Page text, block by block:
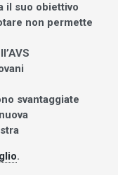
il suo obiettivo
non permette
svantaggiate
.